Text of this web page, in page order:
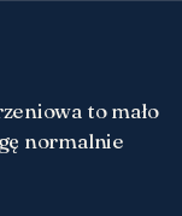
to mało
normalnie